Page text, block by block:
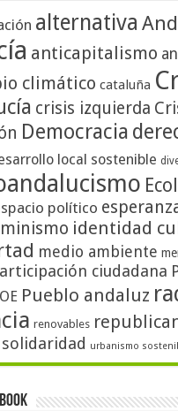
alternativa
anticapitalismo
climático cataluña
crisis izquierda
Democracia
local sostenible
político
identidad
medio ambiente
ciudadana
Pueblo andaluz
renovables
solidaridad urbanismo